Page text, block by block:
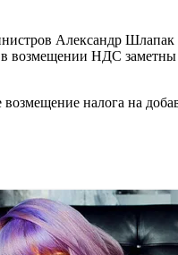
Александр Шлапак
возмещении НДС
налога на